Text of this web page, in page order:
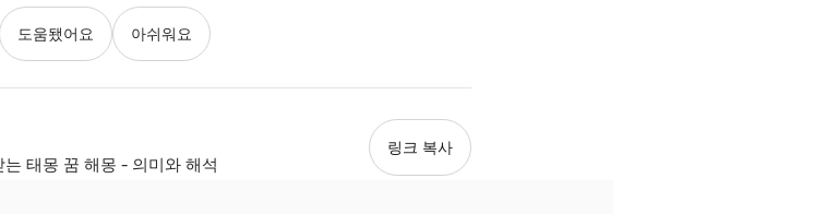
도움됐어요 아쉬워요
태몽 꿈 해몽 - 의미와 해석
링크 복사